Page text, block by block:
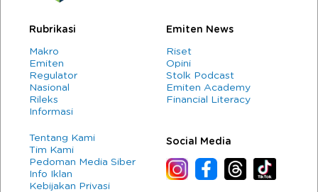
Rubrikasi
Makro
Emiten
Regulator
Nasional
Rileks
Informasi
Emiten News
Riset
Opini
Stolk Podcast
Emiten Academy
Financial Literacy
Tentang Kami
Tim Kami
Pedoman Media Siber
Info Iklan
Kebijakan Privasi
Social Media